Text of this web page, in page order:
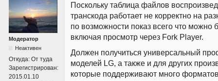
Модератор
Неактивен
Откуда: От туда
Зарегистрирован:
2015.01.10
Поскольку таблица файлов
транскода работает не корректно на
по возможности показ всего что можно
включая просмотр через Fork Player.
Должен получиться универсальный
моделей LG, а также и для других
которые поддерживают много